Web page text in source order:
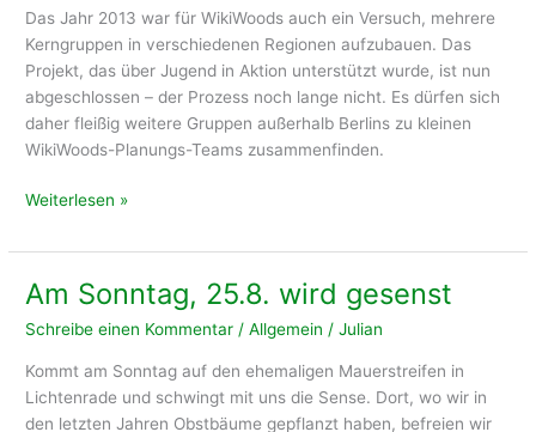
Das Jahr 2013 war für WikiWoods auch ein Versuch, mehrere
Kerngruppen in verschiedenen Regionen aufzubauen. Das
Projekt, das über Jugend in Aktion unterstützt wurde, ist nun
abgeschlossen – der Prozess noch lange nicht. Es dürfen sich
daher fleißig weitere Gruppen außerhalb Berlins zu kleinen
WikiWoods-Planungs-Teams zusammenfinden.
Regionalisierung
von
wegen…
Weiterlesen »
Am Sonntag, 25.8. wird gesenst
Schreibe einen Kommentar /Allgemein /Julian
Kommt am Sonntag auf den ehemaligen Mauerstreifen in
Lichtenrade und schwingt mit uns die Sense. Dort, wo wir in
den letzten Jahren Obstbäume gepflanzt haben, befreien wir